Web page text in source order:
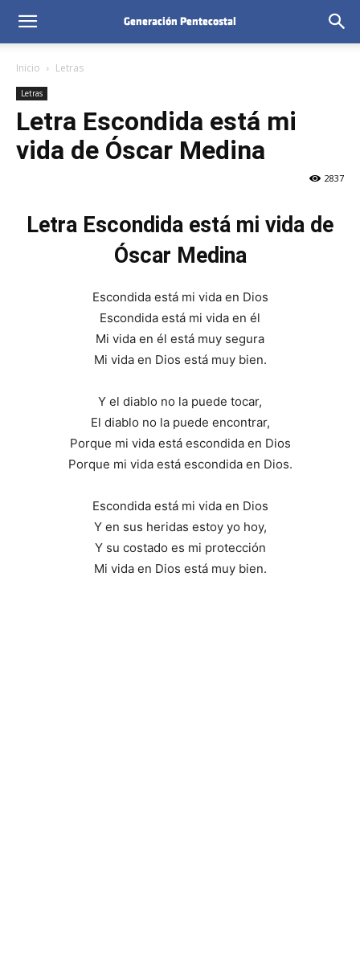
Inicio Letras
Letras
Letra Escondida está mi
vida de Óscar Medina
2837
Letra Escondida está mi vida de
Óscar Medina
Escondida está mi vida en Dios
Escondida está mi vida en él
Mi vida en él está muy segura
Mi vida en Dios está muy bien.
Y el diablo no la puede tocar,
El diablo no la puede encontrar,
Porque mi vida está escondida en Dios
Porque mi vida está escondida en Dios.
Escondida está mi vida en Dios
Y en sus heridas estoy yo hoy,
Y su costado es mi protección
Mi vida en Dios está muy bien.